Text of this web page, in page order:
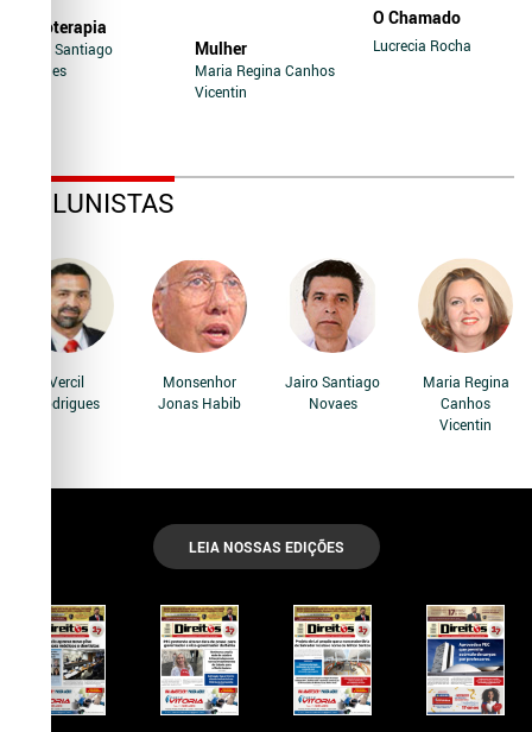
Soroterapia
Jairo Santiago
Novaes
Mulher
Maria Regina Canhos
Vicentin
O Chamado
Lucrecia Rocha
COLUNISTAS
Vercil
Rodrigues
Monsenhor
Jonas Habib
Jairo Santiago
Novaes
Maria Regina
Canhos
Vicentin
LEIA NOSSAS EDIÇÕES